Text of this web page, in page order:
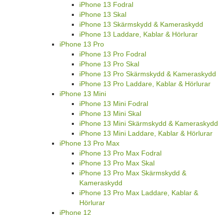
iPhone 13 Fodral
iPhone 13 Skal
iPhone 13 Skärmskydd & Kameraskydd
iPhone 13 Laddare, Kablar & Hörlurar
iPhone 13 Pro
iPhone 13 Pro Fodral
iPhone 13 Pro Skal
iPhone 13 Pro Skärmskydd & Kameraskydd
iPhone 13 Pro Laddare, Kablar & Hörlurar
iPhone 13 Mini
iPhone 13 Mini Fodral
iPhone 13 Mini Skal
iPhone 13 Mini Skärmskydd & Kameraskydd
iPhone 13 Mini Laddare, Kablar & Hörlurar
iPhone 13 Pro Max
iPhone 13 Pro Max Fodral
iPhone 13 Pro Max Skal
iPhone 13 Pro Max Skärmskydd &
Kameraskydd
iPhone 13 Pro Max Laddare, Kablar &
Hörlurar
iPhone 12